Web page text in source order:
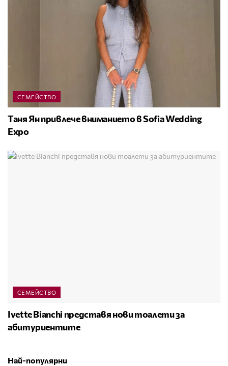
СЕМЕЙСТВО
Таня Ян привлече вниманието в Sofia Wedding
Expo
СЕМЕЙСТВО
Ivette Bianchi представя нови тоалети за
абитуриентите
Най-популярни